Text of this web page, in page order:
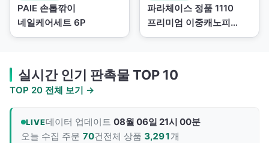
PAIE 손톱깎이
네일케어세트 6P
파라체이스 정품 1110
프리미엄 이중캐노피
자동장...
실시간 인기 판촉물 TOP 10
TOP 20 전체 보기 →
LIVE데이터 업데이트08월 06일 21시 00분
오늘 수집 주문 70건전체 상품 3,291개